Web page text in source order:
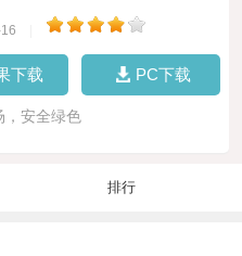
下载 PC下载
，安全绿色
排行